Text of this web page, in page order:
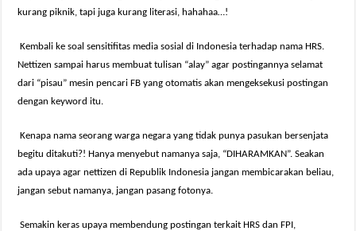
kurang piknik, tapi juga kurang literasi, hahahaa…!
Kembali ke soal sensitifitas media sosial di Indonesia terhadap nama HRS.
Nettizen sampai harus membuat tulisan “alay” agar postingannya selamat
dari “pisau” mesin pencari FB yang otomatis akan mengeksekusi postingan
dengan keyword itu.
Kenapa nama seorang warga negara yang tidak punya pasukan bersenjata
begitu ditakuti?! Hanya menyebut namanya saja, “DIHARAMKAN”. Seakan
ada upaya agar nettizen di Republik Indonesia jangan membicarakan beliau,
jangan sebut namanya, jangan pasang fotonya.
Semakin keras upaya membendung postingan terkait HRS dan FPI,